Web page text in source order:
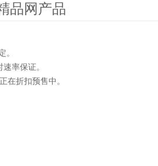
品网产品
。
率保证。
在折扣预售中。